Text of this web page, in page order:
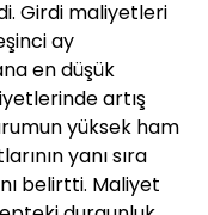
Girdi maliyetleri
ay
en düşük
artış
yüksek ham
yanı sıra
belirtti. Maliyet